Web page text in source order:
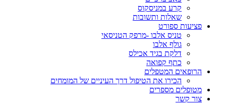
קרע במניסקוס
שאלות ותשובות
פציעות ספורט
טניס אלבו -מרפק הטניסאי
גולף אלבו
דלקת בגיד אכילס
כתף קפואה
הרופאים המטפלים
הכירו את הטיפול דרך העיניים של המומחים
מטופלים מספרים
צור קשר